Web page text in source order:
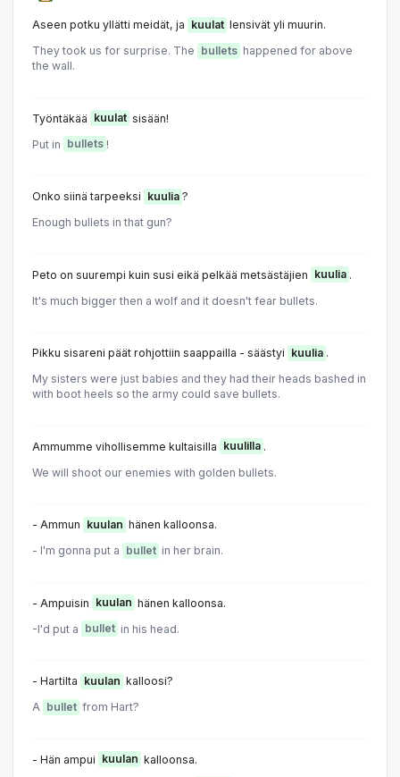
Aseen potku yllätti meidät, ja kuulat lensivät yli muurin.
They took us for surprise. The bullets happened for above
the wall.
Työntäkää kuulat sisään!
Put in
bullets !
Onko siinä tarpeeksi kuulia ?
Enough bullets in that gun?
Peto on suurempi kuin susi eikä pelkää metsästäjien kuulia .
It's much bigger then a wolf and it doesn't fear bullets.
Pikku sisareni päät rohjottiin saappailla - säästyi kuulia .
My sisters were just babies and they had their heads bashed in
with boot heels so the army could save bullets.
Ammumme vihollisemme kultaisilla kuulilla .
We will shoot our enemies with golden bullets.
- Ammun kuulan hänen kalloonsa.
- I'm gonna put a bullet in her brain.
- Ampuisin kuulan hänen kalloonsa.
-I'd put a
bullet in his head.
- Hartilta kuulan kalloosi?
A bullet from Hart?
- Hän ampui kuulan kalloonsa.